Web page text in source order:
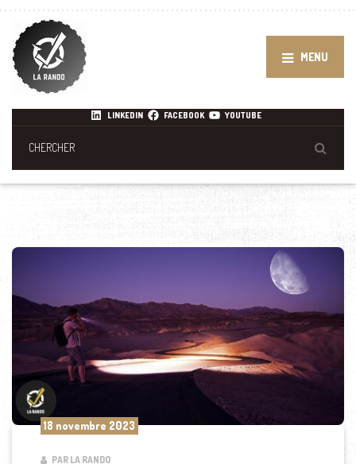
MENU
LINKEDIN FACEBOOK YOUTUBE
18 novembre 2023
PAR LA RANDO